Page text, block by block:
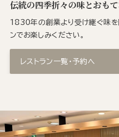
伝統の四季折々の味とおも
1830年の創業より受け継ぐ味を
ンでお楽しみください。
レストラン一覧・予約へ